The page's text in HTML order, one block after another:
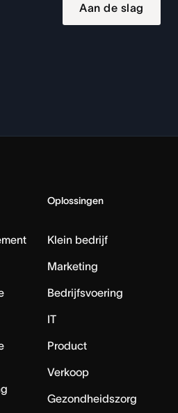
Aan de slag
Oplossingen
Klein bedrijf
Marketing
Bedrijfsvoering
IT
Product
Verkoop
Gezondheidszorg